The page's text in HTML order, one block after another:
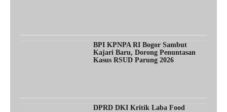
BPI KPNPA RI Bogor Sambut
Kajari Baru, Dorong Penuntasan
Kasus RSUD Parung 2026
DPRD DKI Kritik Laba Food